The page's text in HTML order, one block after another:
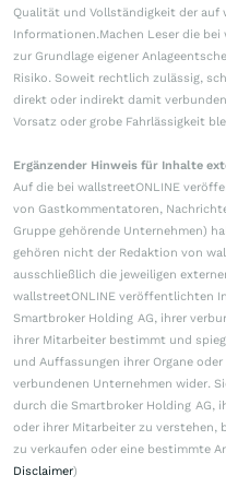
Qualität und Vollständigkeit der auf
Informationen.Machen Leser die
zur Grundlage eigener
Risiko. Soweit rechtlich zulässig,
direkt oder indirekt damit
Vorsatz oder grobe Fahrlässigkeit
Ergänzender Hinweis für Inhalte
Auf die bei wallstreetONLINE
von Gastkommentatoren,
Gruppe gehörende Unternehmen)
gehören nicht der Redaktion von
ausschließlich die jeweiligen
wallstreetONLINE veröffentlichten
Smartbroker Holding AG, ihrer
ihrer Mitarbeiter bestimmt und
und Auffassungen ihrer Organe
verbundenen Unternehmen wider.
durch die Smartbroker Holding AG,
oder ihrer Mitarbeiter zu verstehen,
zu verkaufen oder eine bestimmte
Disclaimer)